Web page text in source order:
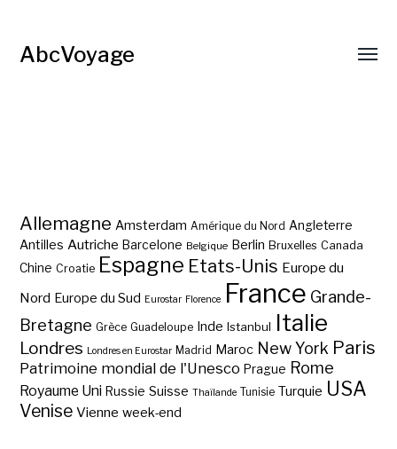
AbcVoyage
Allemagne Amsterdam Amérique du Nord Angleterre
Antilles Autriche Barcelone Belgique Berlin Bruxelles Canada
Chine Croatie Espagne Etats-Unis Europe du
Nord Europe du Sud Eurostar Florence France Grande-
Bretagne Grèce Guadeloupe Inde Istanbul Italie
Londres Londres en Eurostar Madrid Maroc New York Paris
Patrimoine mondial de l'Unesco Prague Rome
Royaume Uni Russie Suisse Thaïlande Tunisie Turquie USA
Venise Vienne week-end